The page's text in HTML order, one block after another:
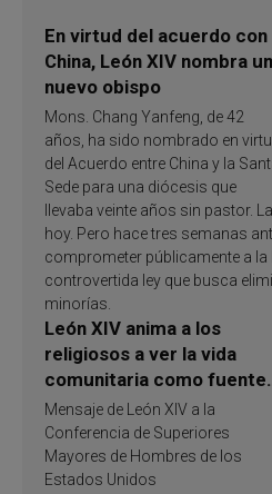
En virtud del acuerdo con
China, León XIV nombra un
nuevo obispo
Mons. Chang Yanfeng, de 42
años, ha sido nombrado en
del Acuerdo entre China y la
Sede para una diócesis que
llevaba veinte años sin pastor.
hoy. Pero hace tres semanas
comprometer públicamente a la
controvertida ley que busca
minorías.
León XIV anima a los
religiosos a ver la vida
comunitaria como fuente
de inspiración y
santificación
Mensaje de León XIV a la
Conferencia de Superiores
Mayores de Hombres de los
Estados Unidos